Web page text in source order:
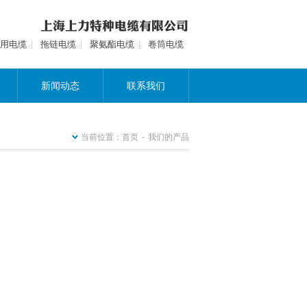
电缆 拖链电缆 聚氨酯电缆 卷筒电缆
新闻动态 联系我们
当前位置： 首页 - 我们的产品